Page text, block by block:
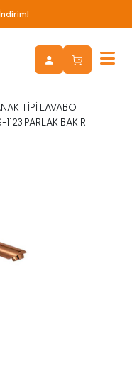
TİPİ LAVABO
1123 PARLAK BAKIR